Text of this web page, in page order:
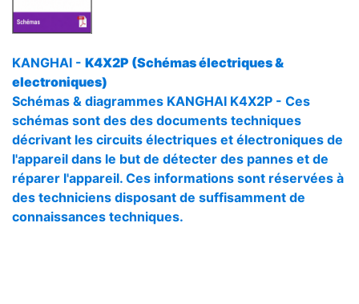
KANGHAI - K4X2P (Schémas électriques &
electroniques)
Schémas & diagrammes KANGHAI K4X2P - Ces
schémas sont des des documents techniques
décrivant les circuits électriques et électroniques de
l'appareil dans le but de détecter des pannes et de
réparer l'appareil. Ces informations sont réservées à
des techniciens disposant de suffisamment de
connaissances techniques.